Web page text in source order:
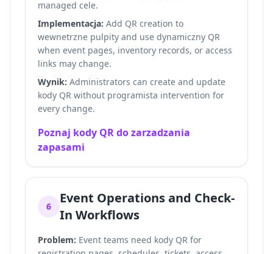
managed cele.
Implementacja: Add QR creation to
wewnetrzne pulpity and use dynamiczny QR
when event pages, inventory records, or access
links may change.
Wynik: Administrators can create and update
kody QR without programista intervention for
every change.
Poznaj kody QR do zarzadzania
zapasami
6
Event Operations and Check-
In Workflows
Problem: Event teams need kody QR for